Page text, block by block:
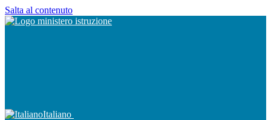
Salta al contenuto
Italiano